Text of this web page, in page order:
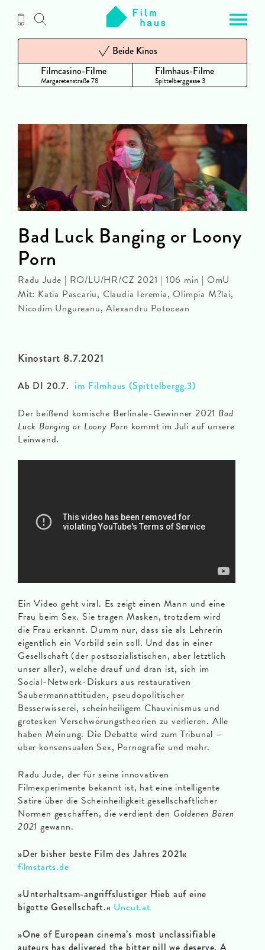
Inhalt
Filmcasino-Filme
Margaretenstraße 78
Beide Kinos
Filmhaus-Filme
Spittelberggasse 3
Kinostart 8.7.2021
Ab DI 20.7. im Filmhaus (Spittelbergg.3)
Der beißend komische Berlinale-Gewinner 2021 Bad
Luck Banging or Loony Porn kommt im Juli auf unsere
Leinwand.
Ein Video geht viral. Es zeigt einen Mann und eine
Frau beim Sex. Sie tragen Masken, trotzdem wird
die Frau erkannt. Dumm nur, dass sie als Lehrerin
eigentlich ein Vorbild sein soll. Und das in einer
Gesellschaft (der postsozialistischen, aber letztlich
unser aller), welche drauf und dran ist, sich im
Social-Network-Diskurs aus restaurativen
Saubermannattitüden, pseudopolitischer
Besserwisserei, scheinheiligem Chauvinismus und
grotesken Verschwörungstheorien zu verlieren. Alle
haben Meinung. Die Debatte wird zum Tribunal –
über konsensualen Sex, Pornografie und mehr.
Radu Jude, der für seine innovativen
Filmexperimente bekannt ist, hat eine intelligente
Satire über die Scheinheiligkeit gesellschaftlicher
Normen geschaffen, die verdient den Goldenen Bären
2021 gewann.
»Der bisher beste Film des Jahres 2021«
filmstarts.de
»Unterhaltsam-angriffslustiger Hieb auf eine
bigotte Gesellschaft.« Uncut.at
»One of European cinema’s most unclassifiable
Bad Luck Banging or Loony
Porn
Radu Jude | RO/LU/HR/CZ 2021 | 106 min | OmU
Mit: Katia Pascariu, Claudia Ieremia, Olimpia M?lai,
Nicodim Ungureanu, Alexandru Potocean